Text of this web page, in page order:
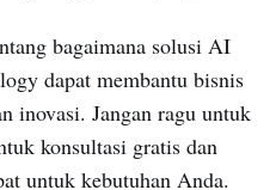
bagaimana solusi AI
dapat membantu bisnis
inovasi. Jangan ragu untuk
konsultasi gratis dan
untuk kebutuhan Anda.